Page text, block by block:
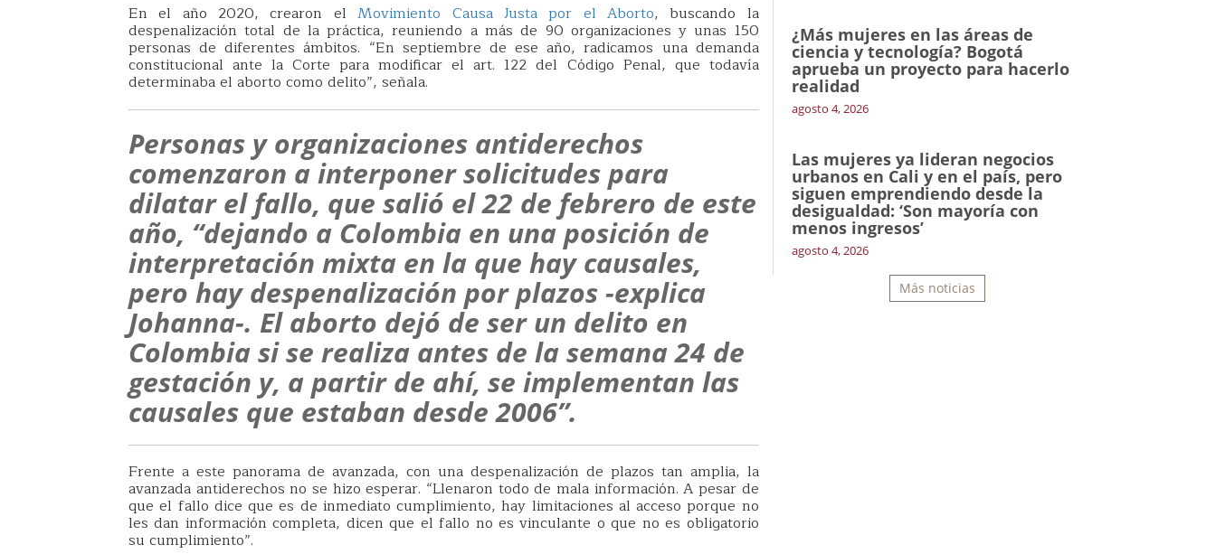
En el año 2020, crearon elMovimiento Causa Justa por el Aborto, buscando la
despenalización total de la práctica, reuniendo a más de 90 organizaciones y unas 150
personas de diferentes ámbitos. “En septiembre de ese año, radicamos una demanda
constitucional ante la Corte para modificar el art. 122 del Código Penal, que todavía
determinaba el aborto como delito”, señala.
Personas y organizaciones antiderechos
comenzaron a interponer solicitudes para
dilatar el fallo, que salió el 22 de febrero de este
año, “dejando a Colombia en una posición de
interpretación mixta en la que hay causales,
pero hay despenalización por plazos -explica
Johanna-. El aborto dejó de ser un delito en
Colombia si se realiza antes de la semana 24 de
gestación y, a partir de ahí, se implementan las
causales que estaban desde 2006”.
Frente a este panorama de avanzada, con una despenalización de plazos tan amplia, la
avanzada antiderechos no se hizo esperar. “Llenaron todo de mala información. A pesar de
que el fallo dice que es de inmediato cumplimiento, hay limitaciones al acceso porque no
les dan información completa, dicen que el fallo no es vinculante o que no es obligatorio
su cumplimiento”.
¿Más mujeres en las áreas de
ciencia y tecnología? Bogotá
aprueba un proyecto para hacerlo
realidad
agosto 4, 2026
Las mujeres ya lideran negocios
urbanos en Cali y en el país, pero
siguen emprendiendo desde la
desigualdad: ‘Son mayoría con
menos ingresos’
agosto 4, 2026
Más noticias